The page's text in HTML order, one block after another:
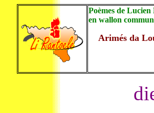
Poèmes de
en wallon commun
Arimés da